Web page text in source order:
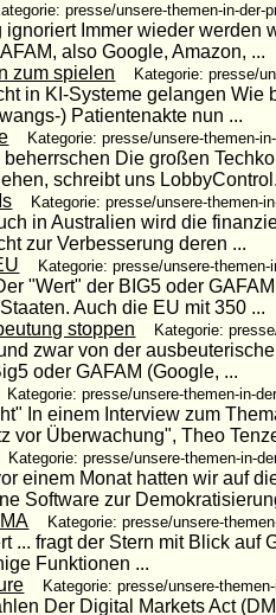
presse/unsere-themen-in-der-
Immer wieder werden
also Google, Amazon, ...
zum spielen Kategorie: presse/
in KI-Systeme gelangen
) Patientenakte nun ...
Kategorie: presse/unsere-themen-
Die großen
schreibt uns
Kategorie: presse/unsere-themen-
in Australien wird die
zur Verbesserung deren ...
Kategorie: presse/unsere-themen-
"Wert" der BIG5 oder
Auch die EU mit 350 ...
stoppen Kategorie:
zwar von der
oder GAFAM (Google, ...
Kategorie: presse/unsere-themen-in-
In einem Interview zum
vor Überwachung", Theo
Kategorie: presse/unsere-themen-in-
einem Monat hatten wir auf
Software zur
Kategorie: presse/unsere-
... fragt der Stern mit Blick
Funktionen ...
Kategorie: presse/unsere-
Der Digital Markets Act